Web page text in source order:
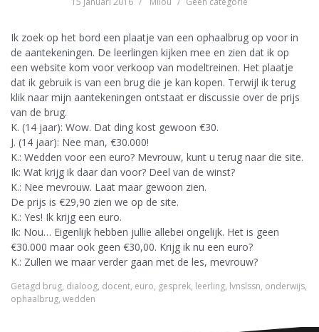
Ik zoek op het bord een plaatje van een ophaalbrug op voor in
de aantekeningen. De leerlingen kijken mee en zien dat ik op
een website kom voor verkoop van modeltreinen. Het plaatje
dat ik gebruik is van een brug die je kan kopen. Terwijl ik terug
klik naar mijn aantekeningen ontstaat er discussie over de prijs
van de brug.
K. (14 jaar): Wow. Dat ding kost gewoon €30.
J. (14 jaar): Nee man, €30.000!
K.: Wedden voor een euro? Mevrouw, kunt u terug naar die site.
Ik: Wat krijg ik daar dan voor? Deel van de winst?
K.: Nee mevrouw. Laat maar gewoon zien.
De prijs is €29,90 zien we op de site.
K.: Yes! Ik krijg een euro.
Ik: Nou… Eigenlijk hebben jullie allebei ongelijk. Het is geen
€30.000 maar ook geen €30,00. Krijg ik nu een euro?
K.: Zullen we maar verder gaan met de les, mevrouw?
Getagd brug, dialoog, docent, euro, gesprek, leerling, lvnslssn, onderwijs,
ophaalbrug, wedden